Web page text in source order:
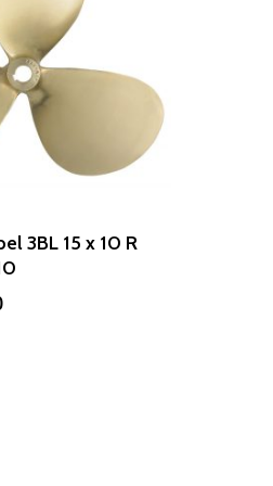
3BL 15 x 10 R